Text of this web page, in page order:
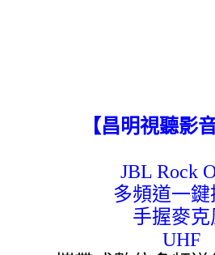
【昌明視聽影
JBL Rock
多頻道一鍵
手握麥克
UHF